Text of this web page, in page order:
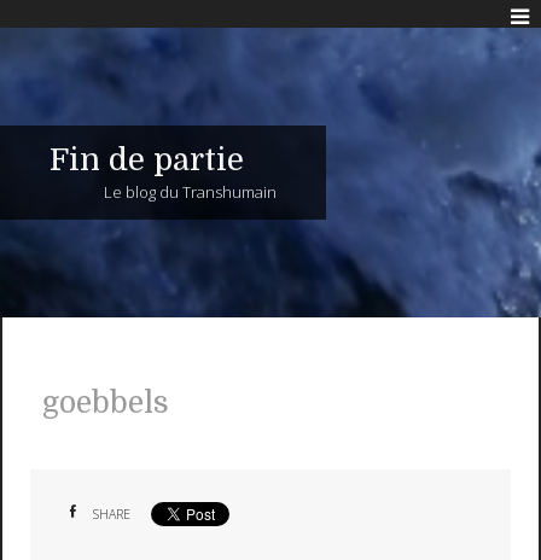
Fin de partie
Le blog du Transhumain
goebbels
SHARE